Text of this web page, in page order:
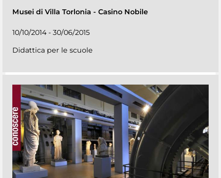
Musei di Villa Torlonia - Casino Nobile
10/10/2014 - 30/06/2015
Didattica per le scuole